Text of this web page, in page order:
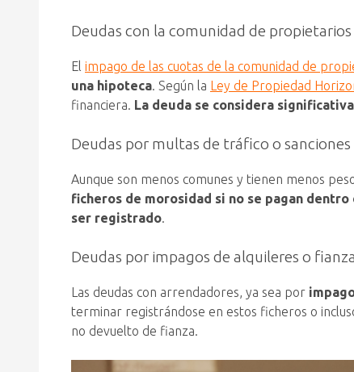
Deudas con la comunidad de propietarios
El impago de las cuotas de la comunidad de
una hipoteca. Según la Ley de Propiedad
financiera. La deuda se considera
Deudas por multas de tráfico o
Aunque son menos comunes y tienen menos
ficheros de morosidad si no se pagan
ser registrado.
Deudas por impagos de alquileres o
Las deudas con arrendadores, ya sea por
terminar registrándose en estos ficheros o
no devuelto de fianza.